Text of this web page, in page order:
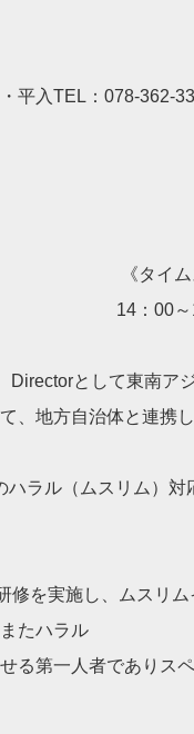
平入TEL：078-362-
《タイ
14：00
Directorとして東南ア
、地方自治体と連携
ル（ムスリム）対
修を実施し、ムスリ
たハラル
る第一人者でありスペ